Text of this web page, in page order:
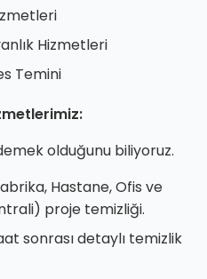
Hizmetleri
Temini
olduğunu biliyoruz.
Hastane, Ofis ve
proje temizliği.
sonrası detaylı temizlik